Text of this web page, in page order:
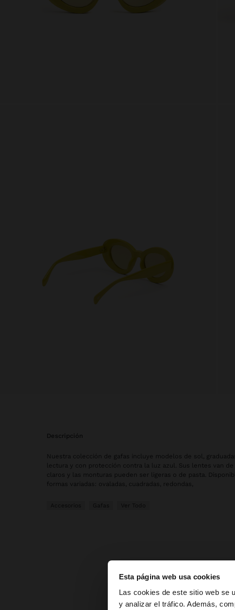
Esta página web usa cookies
Las cookies de este sitio web se
y analizar el tráfico. Además,
hola
descripción
Nuestra colección de gafas incluye modelos de sol,
lectura y con protección contra la luz azul. Sus lentes van
claros y las monturas pueden ser ligeras o de pasta.
formas variadas: ovaladas, cuadradas, redondas,
Accesorios Gafas Ver Todo